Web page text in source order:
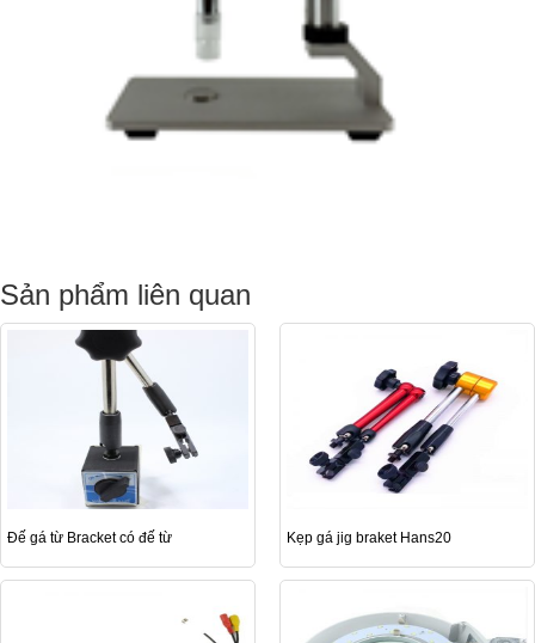
Sản phẩm liên quan
Đế gá từ Bracket có đế từ Kẹp gá jig braket Hans20